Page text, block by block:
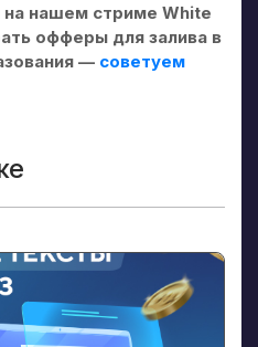
на нашем стриме White
офферы для залива в
— советуем